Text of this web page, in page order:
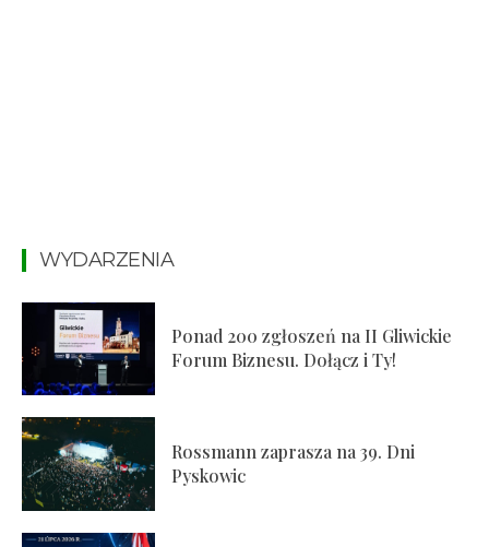
WYDARZENIA
Ponad 200 zgłoszeń na II Gliwickie
Forum Biznesu. Dołącz i Ty!
Rossmann zaprasza na 39. Dni
Pyskowic